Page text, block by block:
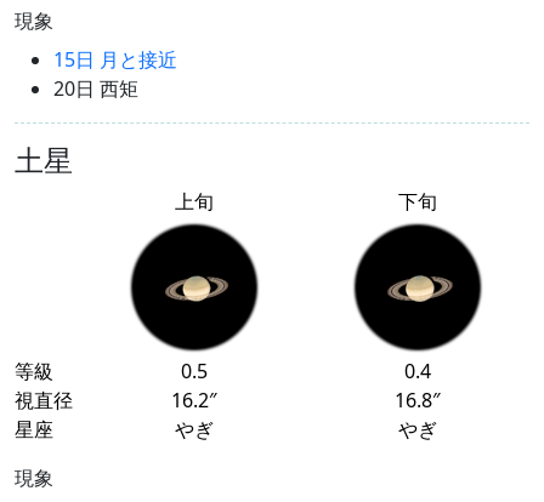
現象
15日 月と接近
20日 西矩
土星
上旬 下旬
等級 0.5
0.4
視直径
16.2″
16.8″
星座
やぎ
やぎ
現象